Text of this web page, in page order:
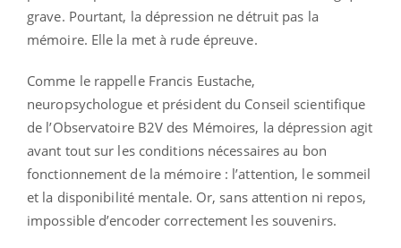
grave. Pourtant, la dépression ne détruit pas la
mémoire. Elle la met à rude épreuve.
Comme le rappelle Francis Eustache,
neuropsychologue et président du Conseil scientifique
de l’Observatoire B2V des Mémoires, la dépression agit
avant tout sur les conditions nécessaires au bon
fonctionnement de la mémoire : l’attention, le sommeil
et la disponibilité mentale. Or, sans attention ni repos,
impossible d’encoder correctement les souvenirs.